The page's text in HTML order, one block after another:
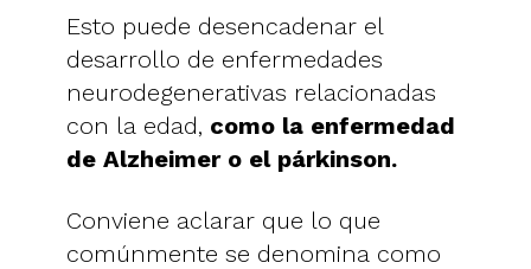
Esto puede desencadenar el
desarrollo de enfermedades
neurodegenerativas relacionadas
con la edad, como la enfermedad
de Alzheimer o el párkinson.
Conviene aclarar que lo que
comúnmente se denomina como